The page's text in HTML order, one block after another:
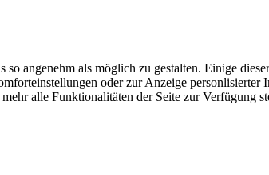
angenehm als möglich zu gestalten. Einige
oder zur Anzeige personlisierter
alle Funktionalitäten der Seite zur Verfügung